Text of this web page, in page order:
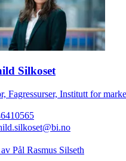
Silkoset
Fagressurser, Institutt for